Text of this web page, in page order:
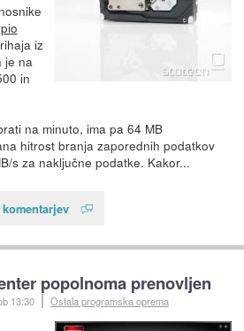
iz
je na
in
na minuto, ima pa 64 MB
hitrost branja zaporednih podatkov
s za naključne podatke. Kakor...
komentarjev
popolnoma prenovljen
13:30 Ostala programska oprema